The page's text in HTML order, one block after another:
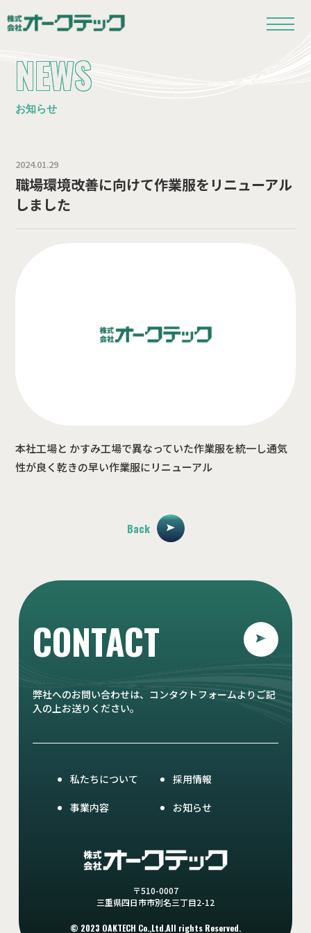
NEWS
お知らせ
2024.01.29
職場環境改善に向けて作業服をリニューアル
しました
本社工場と かすみ工場で異なっていた作業服を統一し通気
性が良く乾きの早い作業服にリニューアル
Back
CONTACT
弊社へのお問い合わせは、コンタクトフォームよりご記
入の上お送りください。
〒510-0007
三重県四日市市別名三丁目2-12
私たちについて 採用情報
事業内容 お知らせ
© 2023 OAKTECH Co.,Ltd.All rights Reserved.